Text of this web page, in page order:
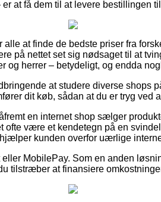
at få dem til at levere bestillingen
at finde de bedste priser fra
på nettet set sig nødsaget til at
og herrer – betydeligt, og endda
at studere diverse shops
dit køb, sådan at du er tryg ved
en internet shop sælger
ofte være et kendetegn på en
kunden overfor uærlige
MobilePay. Som en anden
tilstræber at finansiere